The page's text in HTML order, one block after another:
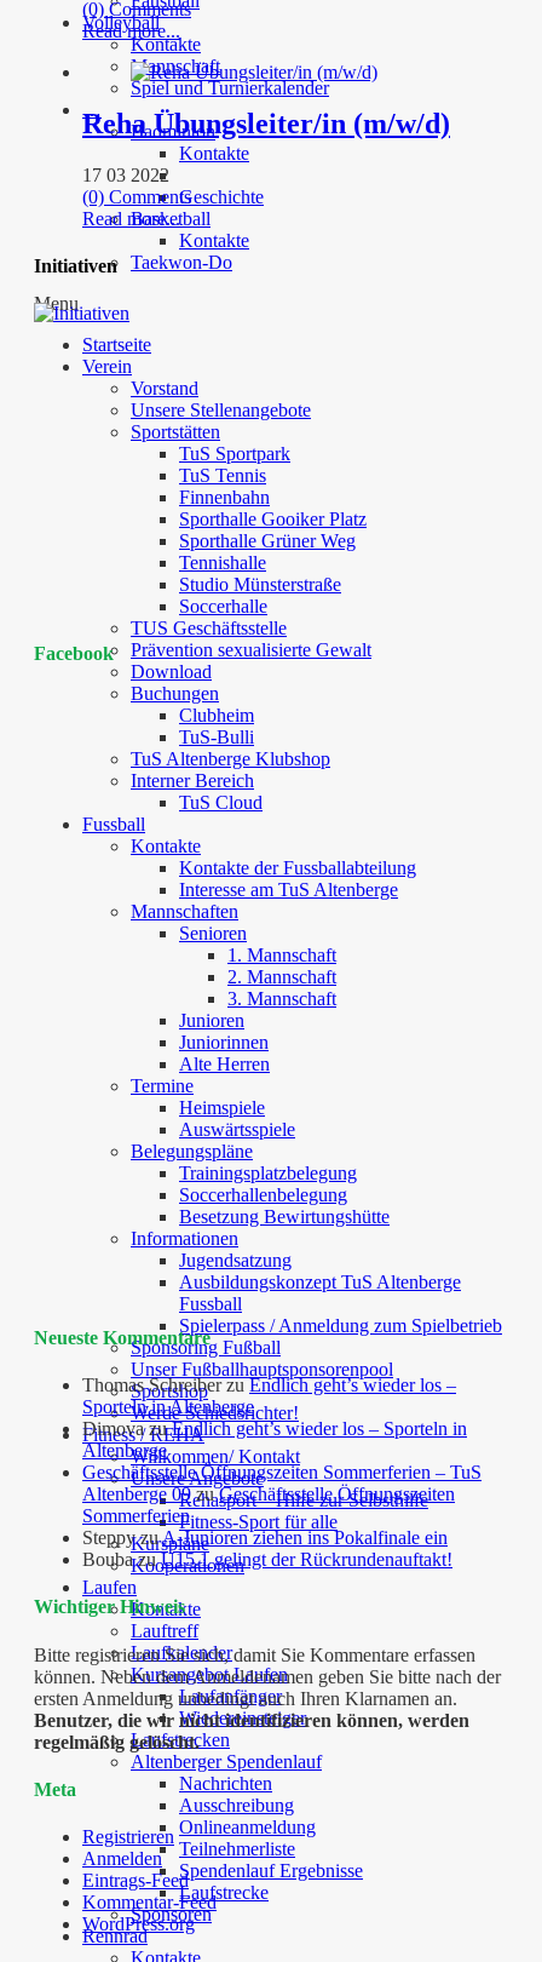
Volleyball
Kontakte
Mannschaft
Spiel und Turnierkalender
…
Badminton
Kontakte
Geschichte
Basketball
Kontakte
Taekwon-Do
Menu
Startseite
Verein
Vorstand
Unsere Stellenangebote
Sportstätten
TuS Sportpark
TuS Tennis
Finnenbahn
Sporthalle Gooiker Platz
Sporthalle Grüner Weg
Tennishalle
Studio Münsterstraße
Soccerhalle
TUS Geschäftsstelle
Prävention sexualisierte Gewalt
Download
Buchungen
Clubheim
TuS-Bulli
TuS Altenberge Klubshop
Interner Bereich
TuS Cloud
Fussball
Kontakte
Kontakte der Fussballabteilung
Interesse am TuS Altenberge
Mannschaften
Senioren
1. Mannschaft
2. Mannschaft
3. Mannschaft
Junioren
Juniorinnen
Alte Herren
Termine
Heimspiele
Auswärtsspiele
Belegungspläne
Trainingsplatzbelegung
Soccerhallenbelegung
Besetzung Bewirtungshütte
Informationen
Jugendsatzung
Ausbildungskonzept TuS Altenberge
Fussball
Spielerpass / Anmeldung zum Spielbetrieb
Sponsoring Fußball
Unser Fußballhauptsponsorenpool
Sportshop
Werde Schiedsrichter!
Fitness / REHA
Willkommen/ Kontakt
Unsere Angebote
Rehasport – Hilfe zur Selbsthilfe
Fitness-Sport für alle
Kurspläne
Kooperationen
Laufen
Kontakte
Lauftreff
Laufkalender
Kursangebot Laufen
Laufanfänger
Wiedereinsteiger
Laufstrecken
Altenberger Spendenlauf
Nachrichten
Ausschreibung
Onlineanmeldung
Teilnehmerliste
Spendenlauf Ergebnisse
Laufstrecke
Sponsoren
Rennrad
Kontakte
(0) Comments
Read more...
Reha Übungsleiter/in (m/w/d)
17 03 2022
(0) Comments
Read more...
Initiativen
Facebook
Neueste Kommentare
Thomas SchreiberzuEndlich geht’s wieder los –
Sporteln in Altenberge
DimovazuEndlich geht’s wieder los – Sporteln in
Altenberge
Geschäftsstelle Öffnungszeiten Sommerferien – TuS
Altenberge 09zuGeschäftsstelle Öffnungszeiten
Sommerferien
SteppyzuA-Junioren ziehen ins Pokalfinale ein
BoubazuU15.1 gelingt der Rückrundenauftakt!
Wichtiger Hinweis
Bitte registrieren Sie sich, damit Sie Kommentare erfassen
können. Neben dem Anmeldenamen geben Sie bitte nach der
ersten Anmeldung unbedingt auch Ihren Klarnamen an.
Benutzer, die wir nicht identifizieren können, werden
regelmäßig gelöscht.
Meta
Registrieren
Anmelden
Eintrags-Feed
Kommentar-Feed
WordPress.org